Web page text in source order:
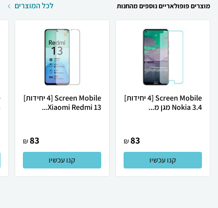
מוצרים פופולאריים נוספים מהחנות לכל המוצרים
Screen Mobile [4 יחידות]
Nokia 3.4 מגן מ...
83
₪
קנו עכשיו
Screen Mobile [4 יחידות]
Xiaomi Redmi 13...
83
₪
קנו עכשיו